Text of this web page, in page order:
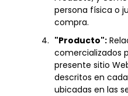
persona física o
compra.
"Producto":
comercializados
presente sitio
descritos en
ubicadas en las